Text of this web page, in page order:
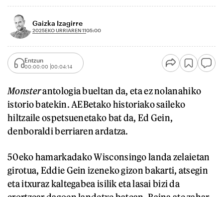
Gaizka Izagirre
2025EKO URRIAREN 1105:00
Entzun
00:00:00 00:04:14
Monsterantologia bueltan da, eta ez nolanahiko
istorio batekin. AEBetako historiako saileko
hiltzaile ospetsuenetako bat da, Ed Gein,
denboraldi berriaren ardatza.
50eko hamarkadako Wisconsingo landa zelaietan
girotua, Eddie Gein izeneko gizon bakarti, atsegin
eta itxuraz kaltegabea isilik eta lasai bizi da